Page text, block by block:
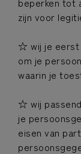
zijn voor
☆ wij je eerst
om je
waarin je
☆ wij
je
eisen van